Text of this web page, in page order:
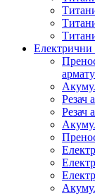
Електрични
Резач
Резач